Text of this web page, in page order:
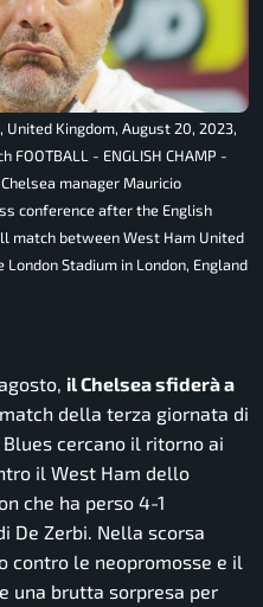
Kingdom, August 20, 2023,
- ENGLISH CHAMP -
manager Mauricio
conference after the English
match between West Ham United
Stadium in London, England
il Chelsea sfiderà a
della terza giornata di
cercano il ritorno ai
il West Ham dello
che ha perso 4-1
De Zerbi. Nella scorsa
contro le neopromosse e il
una brutta sorpresa per